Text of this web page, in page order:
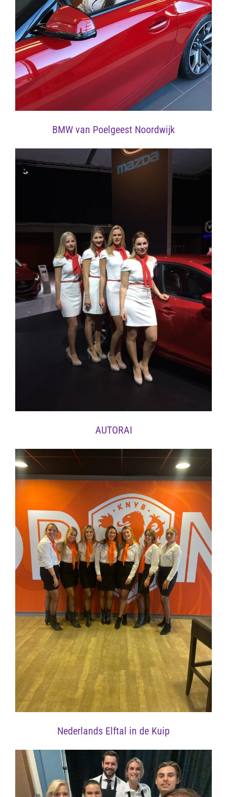
BMW van Poelgeest Noordwijk
AUTORAI
Nederlands Elftal in de Kuip